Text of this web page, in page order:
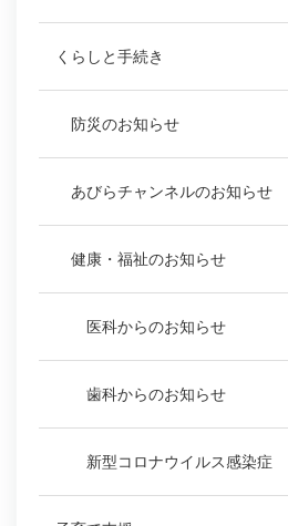
くらしと手続き
防災のお知らせ
あびらチャンネルのお知らせ
健康・福祉のお知らせ
医科からのお知らせ
歯科からのお知らせ
新型コロナウイルス感染症